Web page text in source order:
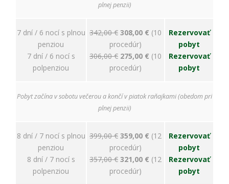
plnej penzii)
7 dní / 6 nocí s plnou
penziou
7 dní / 6 nocí s
polpenziou
342,00 € 308,00 € (10
procedúr)
306,00 € 275,00 € (10
procedúr)
Rezervovať
pobyt
Rezervovať
pobyt
Pobyt začína v sobotu večerou a končí v piatok raňajkami (obedom pri
plnej penzii)
8 dní / 7 nocí s plnou
penziou
8 dní / 7 nocí s
polpenziou
399,00 € 359,00 € (12
procedúr)
357,00 € 321,00 € (12
procedúr)
Rezervovať
pobyt
Rezervovať
pobyt